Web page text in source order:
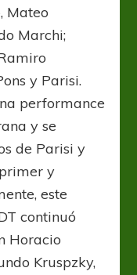
Mateo
Marchi;
y Parisi.
performance
y se
de Parisi y
y
este
continuó
Horacio
Kruspzky,